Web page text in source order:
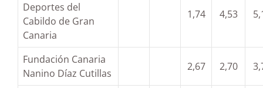
Deportes del
Cabildo de Gran
Canaria
1,74 4,53
Fundación Canaria
Nanino Díaz Cutillas
2,67 2,70